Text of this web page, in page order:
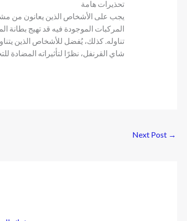
تحذيرات هامة
يجب على الأشخاص الذين يعانون من
المركبات الموجودة فيه قد تهيج بطانة
تناوله. كذلك، يُفضل للأشخاص الذين
شاي القرنفل، نظرًا لتأثيراته المضادة
Next Post →